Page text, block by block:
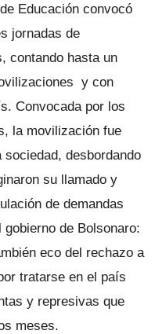
Educación convocó
jornadas de
contando hasta un
y con
Convocada por los
la movilización fue
desbordando
su llamado y
de demandas
de Bolsonaro:
eco del rechazo a
tratarse en el país
y represivas que
meses.